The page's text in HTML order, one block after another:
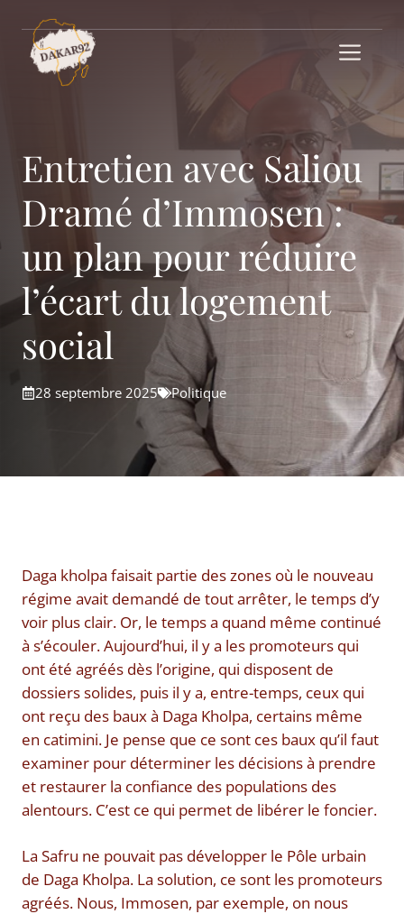
contenu
Entretien avec Saliou
Dramé d’Immosen :
un plan pour réduire
l’écart du logement
social
28 septembre 2025 Politique
Daga kholpa faisait partie des zones où le nouveau
régime avait demandé de tout arrêter, le temps d’y
voir plus clair. Or, le temps a quand même continué
à s’écouler. Aujourd’hui, il y a les promoteurs qui
ont été agréés dès l’origine, qui disposent de
dossiers solides, puis il y a, entre-temps, ceux qui
ont reçu des baux à Daga Kholpa, certains même
en catimini. Je pense que ce sont ces baux qu’il faut
examiner pour déterminer les décisions à prendre
et restaurer la confiance des populations des
alentours. C’est ce qui permet de libérer le foncier.
La Safru ne pouvait pas développer le Pôle urbain
de Daga Kholpa. La solution, ce sont les promoteurs
agréés. Nous, Immosen, par exemple, on nous